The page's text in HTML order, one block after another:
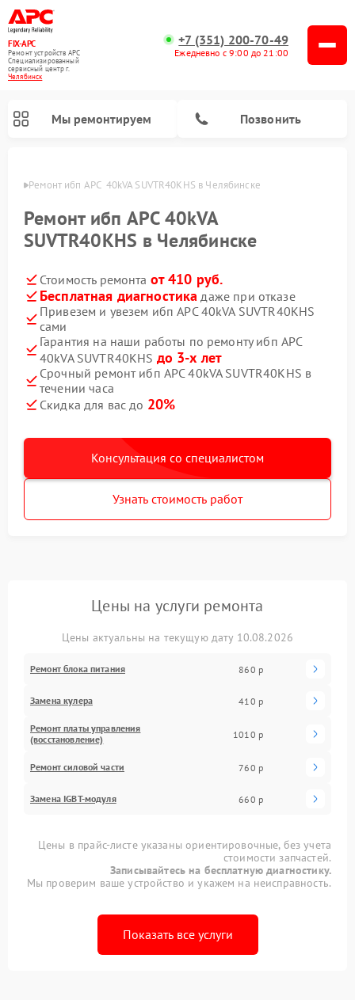
FIX-APC
Ремонт устройств APC
Специализированный
cервисный центр г.
Челябинск
+7 (351) 200-70-49
Ежедневно с 9:00 до 21:00
Мы ремонтируем Позвонить
Ремонт ибп APC  40kVA SUVTR40KHS в Челябинске
Ремонт ибп APC 40kVA
SUVTR40KHS в Челябинске
Стоимость ремонта от 410 руб.
Бесплатная диагностика даже при отказе
Привезем и увезем ибп APC 40kVA SUVTR40KHS
сами
Гарантия на наши работы по ремонту ибп APC
40kVA SUVTR40KHS до 3-х лет
Срочный ремонт ибп APC 40kVA SUVTR40KHS в
течении часа
Скидка для вас до 20%
Консультация со специалистом
Узнать стоимость работ
Цены на услуги ремонта
Цены актуальны на текущую дату 10.08.2026
Ремонт блока питания 860 р
Замена кулера 410 р
Ремонт платы управления
(восстановление)
1010 р
Ремонт силовой части 760 р
Замена IGBT-модуля 660 р
Цены в прайс-листе указаны ориентировочные, без учета
стоимости запчастей.
Записывайтесь на бесплатную диагностику.
Мы проверим ваше устройство и укажем на неисправность.
Показать все услуги